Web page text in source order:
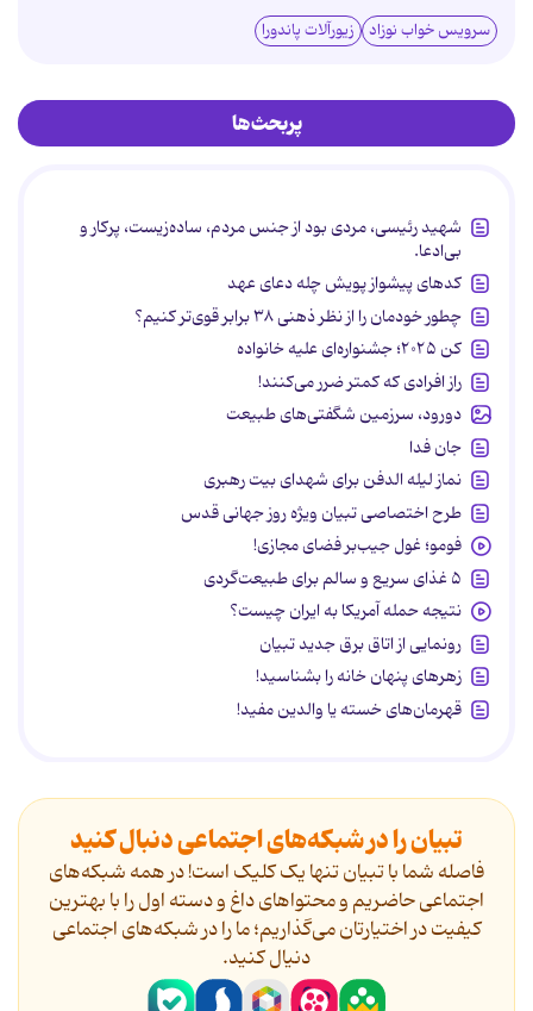
سرویس خواب نوزاد زیورآلات پاندورا
پربحث‌ها
شهید رئیسی، مردی بود از جنس مردم، ساده‌زیست، پرکار و
بی‌ادعا.
کدهای پیشواز پویش چله دعای عهد
چطور خودمان را از نظر ذهنی ۳۸ برابر قوی‌تر کنیم؟
کن ۲۰۲۵؛ جشنواره‌ای علیه خانواده
راز افرادی که کمتر ضرر می‌کنند!
دورود، سرزمین شگفتی‌های طبیعت
جان فدا
نماز لیله الدفن برای شهدای بیت رهبری
طرح اختصاصی تبیان ویژه روز جهانی قدس
فومو؛ غول جیب‌بر فضای مجازی!
۵ غذای سریع و سالم برای طبیعت‌گردی
نتیجه حمله آمریکا به ایران چیست؟
رونمایی از اتاق برق جدید تبیان
زهرهای پنهان خانه را بشناسید!
قهرمان‌های خسته یا والدین مفید!
تبیان را در شبکه‌های اجتماعی دنبال کنید
فاصله شما با تبیان تنها یک کلیک است! در همه شبکه‌های
اجتماعی حاضریم و محتواهای داغ و دسته اول را با بهترین
کیفیت در اختیارتان می‌گذاریم؛ ما را در شبکه‌های اجتماعی
دنیال کنید.